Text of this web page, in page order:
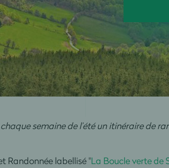
semaine de l’été un itinéraire de
Randonnée labellisé "La Boucle verte de